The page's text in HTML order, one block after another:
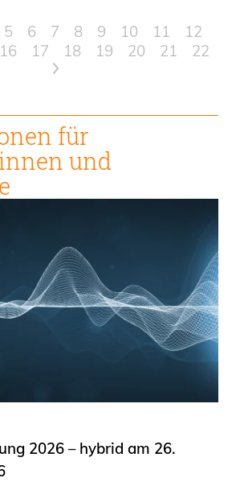
5 6 7 8 9 10 11
12
16 17 18 19 20 21
22
>
für
innen und
2026 – hybrid am 26.